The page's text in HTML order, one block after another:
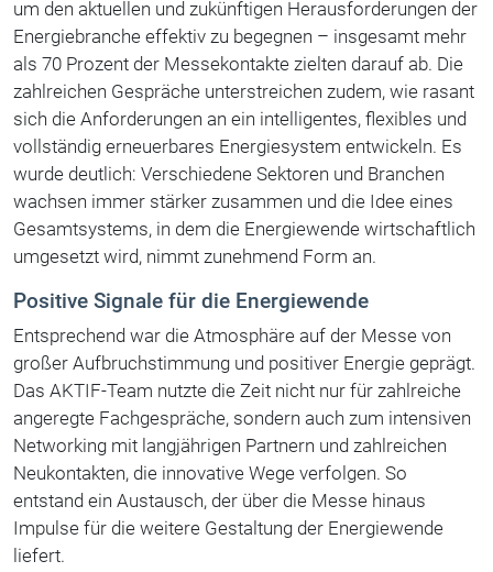
um den aktuellen und zukünftigen Herausforderungen der
Energiebranche effektiv zu begegnen – insgesamt mehr
als 70 Prozent der Messekontakte zielten darauf ab. Die
zahlreichen Gespräche unterstreichen zudem, wie rasant
sich die Anforderungen an ein intelligentes, flexibles und
vollständig erneuerbares Energiesystem entwickeln. Es
wurde deutlich: Verschiedene Sektoren und Branchen
wachsen immer stärker zusammen und die Idee eines
Gesamtsystems, in dem die Energiewende wirtschaftlich
umgesetzt wird, nimmt zunehmend Form an.
Positive Signale für die Energiewende
Entsprechend war die Atmosphäre auf der Messe von
großer Aufbruchstimmung und positiver Energie geprägt.
Das AKTIF-Team nutzte die Zeit nicht nur für zahlreiche
angeregte Fachgespräche, sondern auch zum intensiven
Networking mit langjährigen Partnern und zahlreichen
Neukontakten, die innovative Wege verfolgen. So
entstand ein Austausch, der über die Messe hinaus
Impulse für die weitere Gestaltung der Energiewende
liefert.